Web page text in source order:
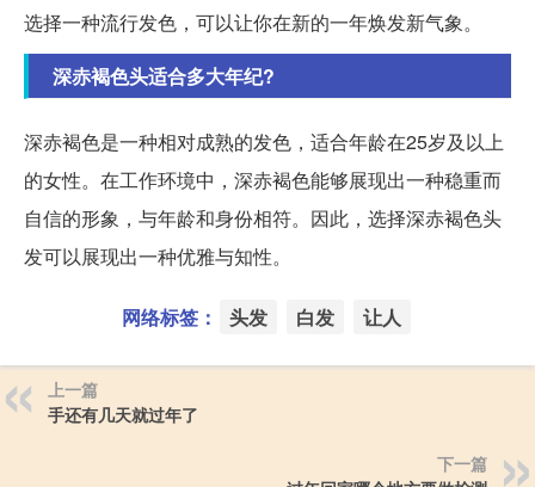
选择一种流行发色，可以让你在新的一年焕发新气象。
深赤褐色头适合多大年纪?
深赤褐色是一种相对成熟的发色，适合年龄在25岁及以上
的女性。在工作环境中，深赤褐色能够展现出一种稳重而
自信的形象，与年龄和身份相符。因此，选择深赤褐色头
发可以展现出一种优雅与知性。
网络标签： 头发 白发 让人
上一篇
手还有几天就过年了
下一篇